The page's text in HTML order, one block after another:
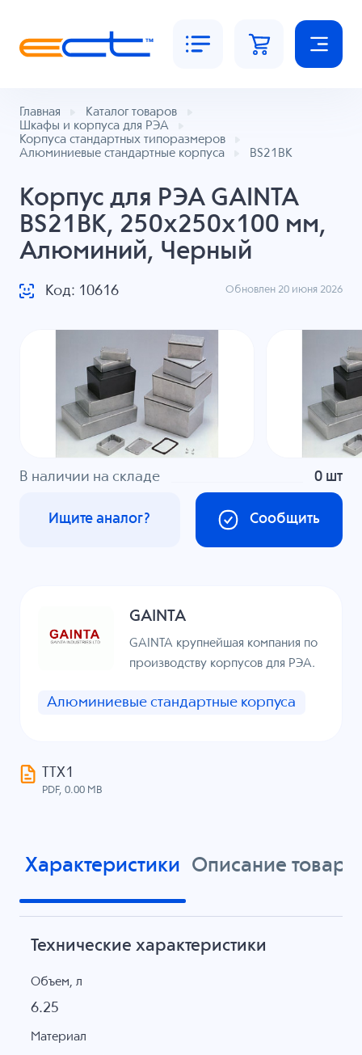
Главная
Каталог товаров
Шкафы и корпуса для РЭА
Корпуса стандартных типоразмеров
Алюминиевые стандартные корпуса
BS21BK
Корпус для РЭА GAINTA
BS21BK, 250x250x100 мм,
Алюминий, Черный
Код: 10616 Обновлен 20 июня 2026
В наличии на складе 0 шт
Сообщить
Ищите аналог?
GAINTA
GAINTA крупнейшая компания по
производству корпусов для РЭА.
Алюминиевые стандартные корпуса
ТТХ1
PDF, 0.00 MB
Характеристики Описание товара
Технические характеристики
Объем, л
6.25
Материал